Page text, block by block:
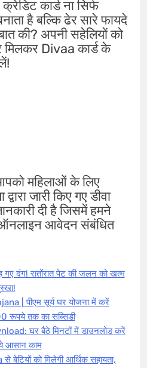
कार्ड ना सिर्फ
है बल्कि ढेर सारे फायदे
की? अपनी सहेलियों को
मिलकर Divaa कार्ड के
महिलाओं के लिए
जारी किए गए डीवा
दी है जिसमें हमने
आवेदन संबंधित
दंग! रातोंरात पेट की जलन को खत्म
| पीएम सूर्य घर योजना में करें
रूपये तक का सब्सिडी
घर बैठे मिनटों में डाउनलोड करें
आसान काम
को मिलेगी आर्थिक सहायता,